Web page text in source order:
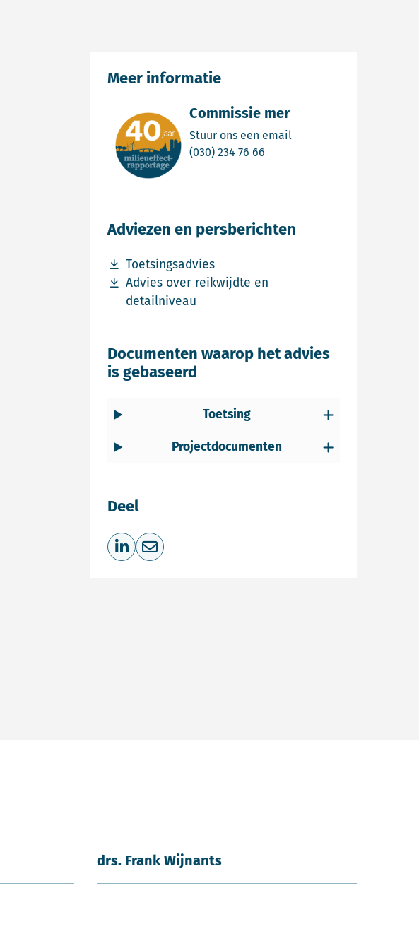
Commissie mer
Stuur ons een email
(030) 234 76 66
Meer informatie
Adviezen en persberichten
Toetsingsadvies
Download bestand Toetsingsadvies
Advies over reikwijdte en
detailniveau
Download bestand Advies over reikwijdte en
Documenten waarop het advies
is gebaseerd
Toetsing
Projectdocumenten
Deel
Deel op LinkedIn
Deel via e-mail
drs. Frank Wijnants